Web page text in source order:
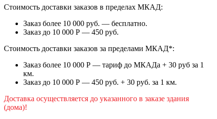
Стоимость доставки заказов в пределах МКАД:
Заказ более 10 000 руб. — бесплатно.
Заказ до 10 000 Р — 450 руб.
Стоимость доставки заказов за пределами МКАД*:
Заказ более 10 000 Р — тариф до МКАДа + 30 руб за 1
км.
Заказ до 10 000 Р — 450 руб. + 30 руб. за 1 км.
Доставка осуществляется до указанного в заказе здания
(дома)!